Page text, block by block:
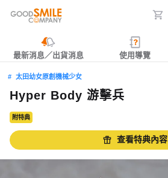
最新消息／出貨消息 使用導覽
太田幼女原創機械少女
Hyper Body 游擊兵
附特典
查看特典內容